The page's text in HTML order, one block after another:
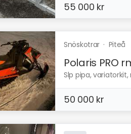
55 000 kr
Snöskotrar · Piteå
Polaris PRO
Slp pipa,
50 000 kr